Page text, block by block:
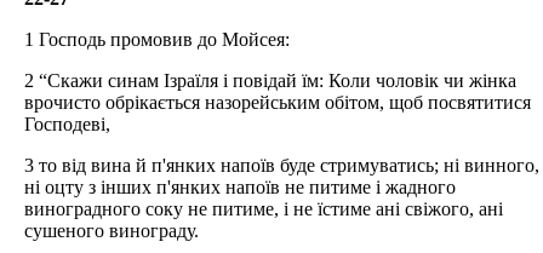
1 Господь промовив до Мойсея:
2 “Скажи синам Ізраїля і повідай їм: Коли чоловік чи жінка
врочисто обрікається назорейським обітом, щоб посвятитися
Господеві,
3 то від вина й п'янких напоїв буде стримуватись; ні винного,
ні оцту з інших п'янких напоїв не питиме і жадного
виноградного соку не питиме, і не їстиме ані свіжого, ані
сушеного винограду.